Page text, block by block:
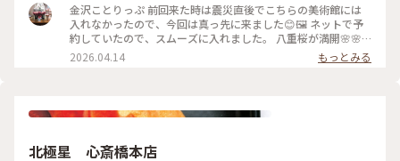
金沢ことりっぷ 前回来た時は震災直後でこちらの美術館には
入れなかったので、今回は真っ先に来ました😊🖼️ ネットで予
約していたので、スムーズに入れました。 八重桜が満開🌸🌸
🌸🌸🌸 芝生も綺麗でとても気持ちいい。 フリースペースもた
くさんあるので のんびり楽しめます。 今日は海外からの観光
現代アート
2026.04.14 もっとみる
北極星 心斎橋本店